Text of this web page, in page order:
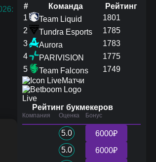
#
Команда
Рейтинг
1
Team Liquid
1801
2
Tundra Esports
1785
3
Aurora
1783
4
PARIVISION
1775
5
Team Falcons
1749
Матчи
Live
Рейтинг букмекеров
Компания Оценка Бонус
5.0
6000₽
5.0
6000₽